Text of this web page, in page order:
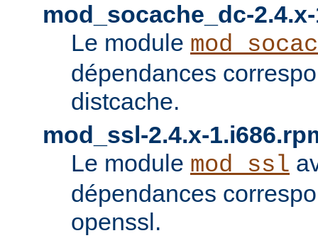
mod_socache_dc-
Le module
dépendances
distcache.
mod_ssl-2.4.x-
Le module mod_ssl
dépendances
openssl.